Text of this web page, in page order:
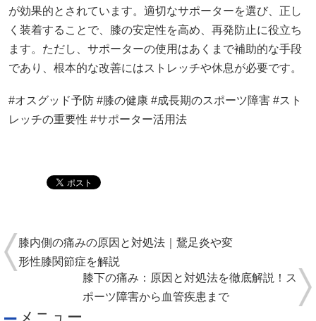
が効果的とされています。​適切なサポーターを選び、正し
く装着することで、膝の安定性を高め、再発防止に役立ち
ます。​ただし、サポーターの使用はあくまで補助的な手段
であり、根本的な改善にはストレッチや休息が必要です。​
#オスグッド予防 #膝の健康 #成長期のスポーツ障害 #スト
レッチの重要性 #サポーター活用法
膝内側の痛みの原因と対処法｜鵞足炎や変
形性膝関節症を解説
膝下の痛み：原因と対処法を徹底解説！ス
ポーツ障害から血管疾患まで
メニュー